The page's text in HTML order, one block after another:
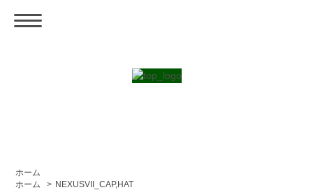
ホーム
ホーム
> NEXUSVII_CAP,HAT